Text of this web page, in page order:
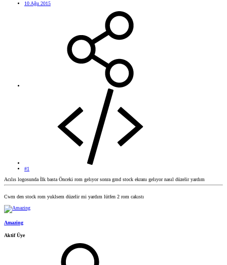
10 Ağu 2015
#1
Acılıs logosunda İlk basta Önceki rom gelıyor sonra gmd stock ekranı gelıyor nasıl düzelir yardım
Cwm den stock rom yuklsem düzelir mi yardım lütfen 2 rom cakıstı
Amazing
Aktif Üye